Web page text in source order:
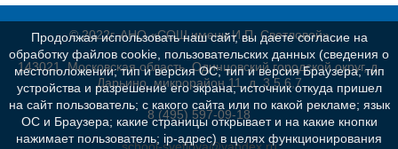
© 2022г. АНО «СОШ имени И.П. Светловой»
143021, Московская область, Одинцовский городской округ, д.
Дарьино, микрорайон 11, д. 3,5,6,7
8 (495) 597-09-18
Продолжая использовать наш сайт, вы даете согласие на
обработку файлов cookie, пользовательских данных (сведения о
местоположении; тип и версия ОС; тип и версия Браузера; тип
устройства и разрешение его экрана; источник откуда пришел
на сайт пользователь; с какого сайта или по какой рекламе; язык
ОС и Браузера; какие страницы открывает и на какие кнопки
нажимает пользователь; ip-адрес) в целях функционирования